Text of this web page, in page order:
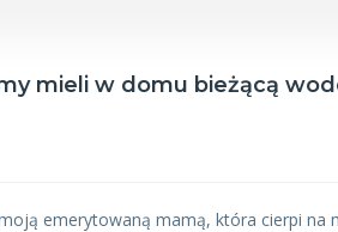
mieli w domu bieżącą
emerytowaną mamą, która cierpi na